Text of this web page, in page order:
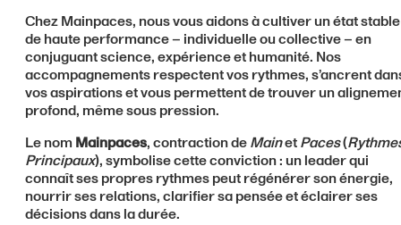
Chez Mainpaces, nous vous aidons à cultiver un état stable
de haute performance – individuelle ou collective – en
conjuguant science, expérience et humanité. Nos
accompagnements respectent vos rythmes, s’ancrent
vos aspirations et vous permettent de trouver un
profond, même sous pression.
Le nom Mainpaces, contraction deMainetPaces(
Principaux), symbolise cette conviction : un leader qui
connaît ses propres rythmes peut régénérer son énergie,
nourrir ses relations, clarifier sa pensée et éclairer ses
décisions dans la durée.